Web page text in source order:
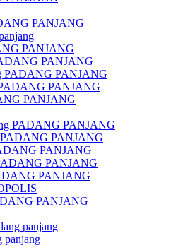
PANJANG
PANJANG
PANJANG
PADANG PANJANG
PANJANG
PANJANG
PADANG PANJANG
PADANG PANJANG
PANJANG
PANJANG
PANJANG
PANJANG
panjang
panjang